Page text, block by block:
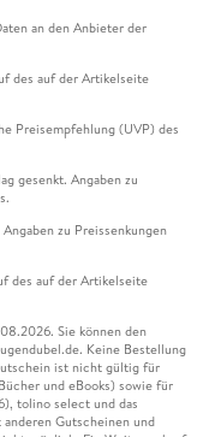
an den Anbieter der
des auf der Artikelseite
Preisempfehlung (UVP) des
gesenkt. Angaben zu
zu Preissenkungen
des auf der Artikelseite
Sie können den
Keine Bestellung
ist nicht gültig für
und eBooks) sowie für
tolino select und das
Gutscheinen und